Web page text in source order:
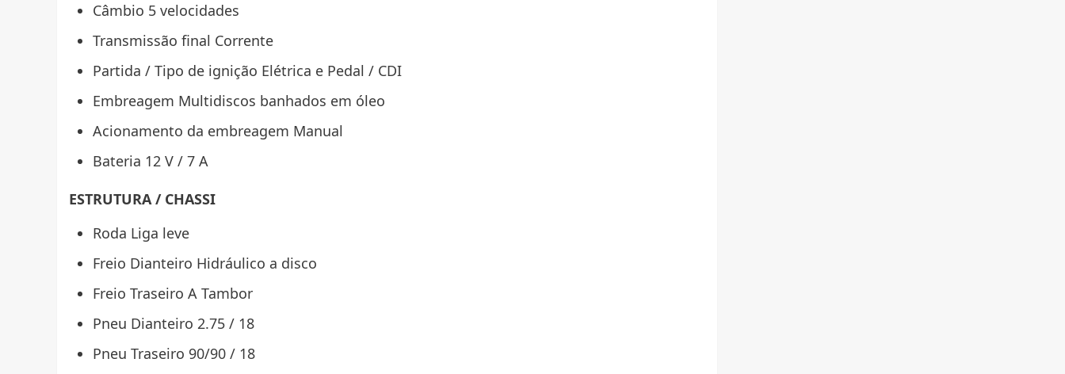
Câmbio 5 velocidades
Transmissão final Corrente
Partida / Tipo de ignição Elétrica e Pedal / CDI
Embreagem Multidiscos banhados em óleo
Acionamento da embreagem Manual
Bateria 12 V / 7 A
ESTRUTURA / CHASSI
Roda Liga leve
Freio Dianteiro Hidráulico a disco
Freio Traseiro A Tambor
Pneu Dianteiro 2.75 / 18
Pneu Traseiro 90/90 / 18